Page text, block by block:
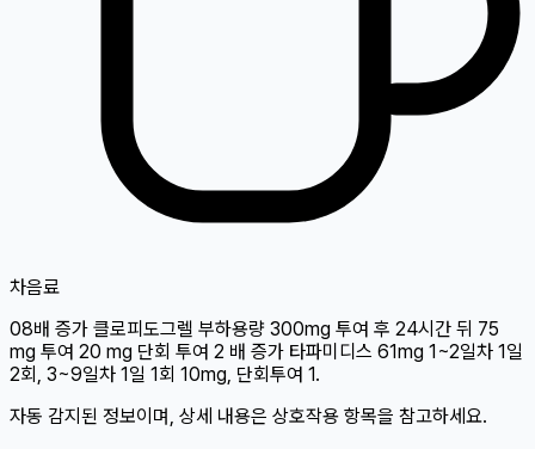
차음료
08배 증가 클로피도그렐 부하용량 300mg 투여 후 24시간 뒤 75
mg 투여 20 mg 단회 투여 2 배 증가 타파미디스 61mg 1~2일차 1일
2회, 3~9일차 1일 1회 10mg, 단회투여 1.
자동 감지된 정보이며, 상세 내용은 상호작용 항목을 참고하세요.